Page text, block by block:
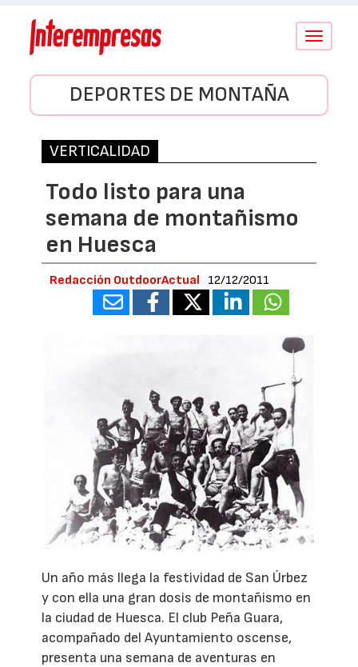
Conmutar
DEPORTES DE MONTAÑA
VERTICALIDAD
Todo listo para una
semana de montañismo
en Huesca
Redacción OutdoorActual 12/12/2011
Un año más llega la festividad de San Úrbez
y con ella una gran dosis de montañismo en
la ciudad de Huesca. El club Peña Guara,
acompañado del Ayuntamiento oscense,
presenta una semana de aventuras en